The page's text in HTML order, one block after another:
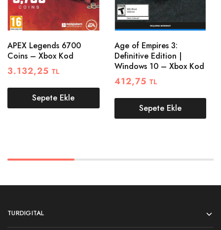
APEX Legends 6700
Coins – Xbox Kod
3.132,25 TL
Sepete Ekle
Age of Empires 3:
Definitive Edition |
Windows 10 – Xbox Kod
412,75 TL
Sepete Ekle
TURDIGITAL